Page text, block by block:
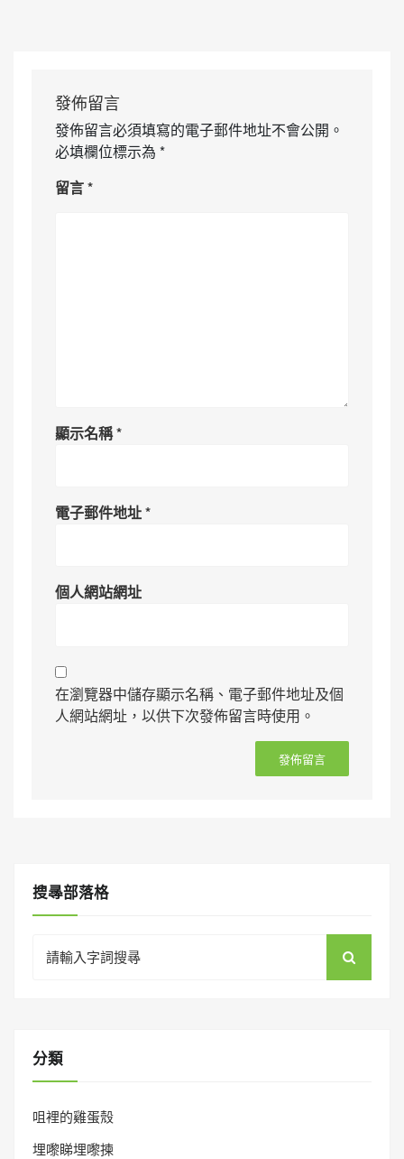
發佈留言
發佈留言必須填寫的電子郵件地址不會公開。
必填欄位標示為 *
留言*
顯示名稱*
電子郵件地址*
個人網站網址
在瀏覽器中儲存顯示名稱、電子郵件地址及個
人網站網址，以供下次發佈留言時使用。
搜㝷部落格
for:
分類
咀裡的雞蛋殼
埋嚟睇埋嚟揀